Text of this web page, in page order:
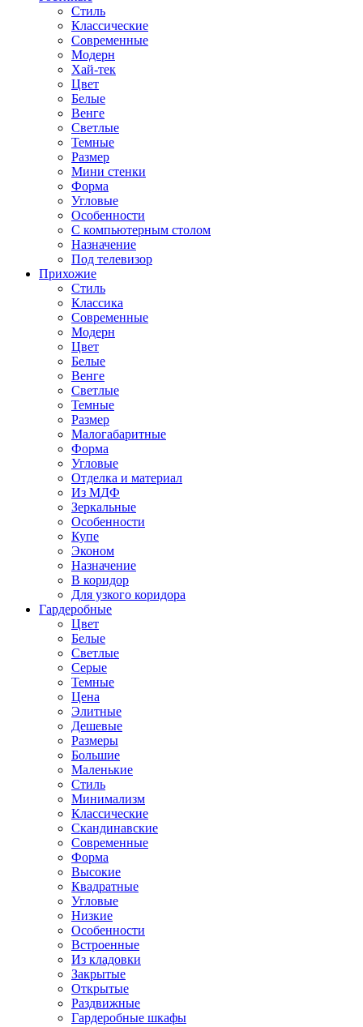
Стиль
Классические
Современные
Модерн
Хай-тек
Цвет
Белые
Венге
Светлые
Темные
Размер
Мини стенки
Форма
Угловые
Особенности
С компьютерным столом
Назначение
Под телевизор
Прихожие
Стиль
Классика
Современные
Модерн
Цвет
Белые
Венге
Светлые
Темные
Размер
Малогабаритные
Форма
Угловые
Отделка и материал
Из МДФ
Зеркальные
Особенности
Купе
Эконом
Назначение
В коридор
Для узкого коридора
Гардеробные
Цвет
Белые
Светлые
Серые
Темные
Цена
Элитные
Дешевые
Размеры
Большие
Маленькие
Стиль
Минимализм
Классические
Скандинавские
Современные
Форма
Высокие
Квадратные
Угловые
Низкие
Особенности
Встроенные
Из кладовки
Закрытые
Открытые
Раздвижные
Гардеробные шкафы